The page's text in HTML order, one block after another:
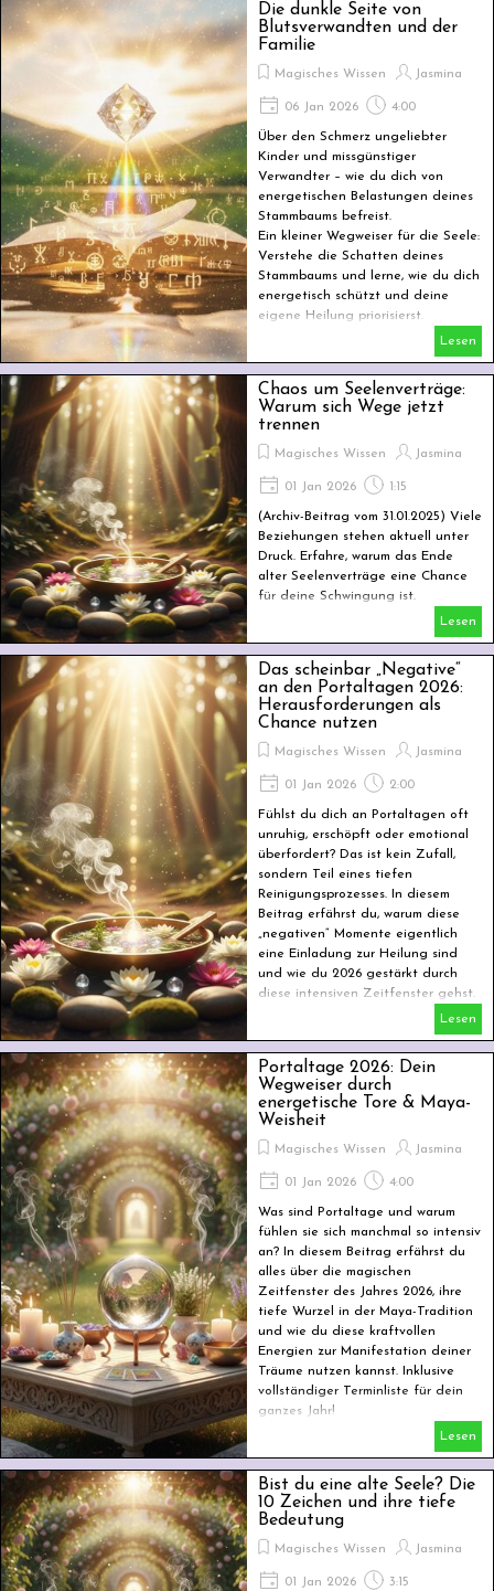
Die dunkle Seite von
Blutsverwandten und der
Familie
Magisches Wissen Jasmina
06 Jan 2026 4:00
Über den Schmerz ungeliebter
Kinder und missgünstiger
Verwandter – wie du dich von
energetischen Belastungen deines
Stammbaums befreist.
Ein kleiner Wegweiser für die Seele:
Verstehe die Schatten deines
Stammbaums und lerne, wie du dich
energetisch schützt und deine
eigene Heilung priorisierst.
Lesen
Chaos um Seelenverträge:
Warum sich Wege jetzt
trennen
Magisches Wissen Jasmina
01 Jan 2026 1:15
(Archiv-Beitrag vom 31.01.2025) Viele
Beziehungen stehen aktuell unter
Druck. Erfahre, warum das Ende
alter Seelenverträge eine Chance
für deine Schwingung ist.
Lesen
Das scheinbar „Negative“
an den Portaltagen 2026:
Herausforderungen als
Chance nutzen
Magisches Wissen Jasmina
01 Jan 2026 2:00
Fühlst du dich an Portaltagen oft
unruhig, erschöpft oder emotional
überfordert? Das ist kein Zufall,
sondern Teil eines tiefen
Reinigungsprozesses. In diesem
Beitrag erfährst du, warum diese
„negativen“ Momente eigentlich
eine Einladung zur Heilung sind
und wie du 2026 gestärkt durch
diese intensiven Zeitfenster gehst.
Lesen
Portaltage 2026: Dein
Wegweiser durch
energetische Tore & Maya-
Weisheit
Magisches Wissen Jasmina
01 Jan 2026 4:00
Was sind Portaltage und warum
fühlen sie sich manchmal so intensiv
an? In diesem Beitrag erfährst du
alles über die magischen
Zeitfenster des Jahres 2026, ihre
tiefe Wurzel in der Maya-Tradition
und wie du diese kraftvollen
Energien zur Manifestation deiner
Träume nutzen kannst. Inklusive
vollständiger Terminliste für dein
ganzes Jahr!
Lesen
Bist du eine alte Seele? Die
10 Zeichen und ihre tiefe
Bedeutung
Magisches Wissen Jasmina
01 Jan 2026 3:15